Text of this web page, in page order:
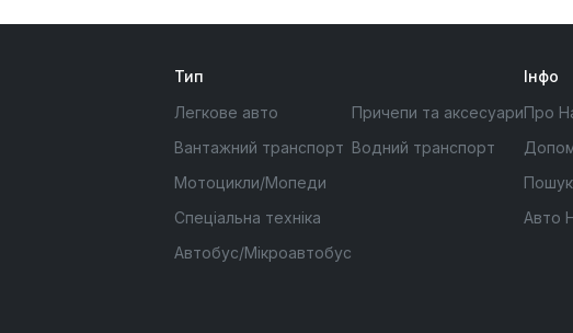
Тип
Легкове авто
Вантажний транспорт
Мотоцикли/Мопеди
Спеціальна техніка
Автобус/Мікроавтобус
Причепи та аксесуари
Водний транспорт
Інфо
Про
Пошук
Авто